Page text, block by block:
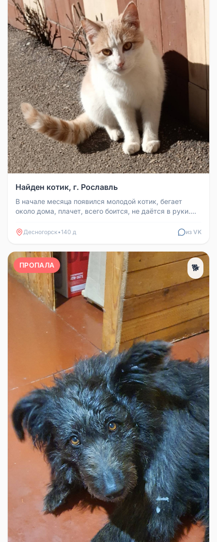
Найден котик, г. Рославль
В начале месяца появился молодой котик, бегает
около дома, плачет, всего боится, не даётся в руки.
Десногорск•140 д из VK
ПРОПАЛА 🐕